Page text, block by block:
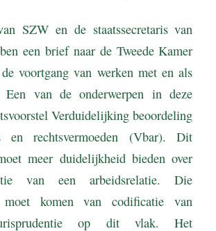
SZW en de staatssecretaris van
een brief naar de Tweede Kamer
voortgang van werken met en als
Een van de onderwerpen in deze
Verduidelijking beoordeling
en rechtsvermoeden (Vbar). Dit
meer duidelijkheid bieden over
van een arbeidsrelatie. Die
moet komen van codificatie van
op dit vlak. Het